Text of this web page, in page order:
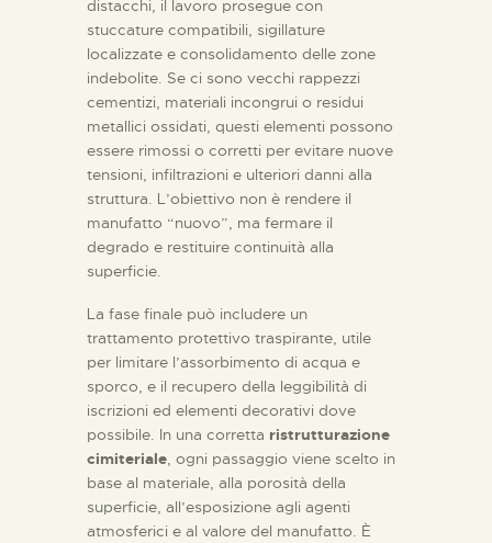
distacchi, il lavoro prosegue con
stuccature compatibili, sigillature
localizzate e consolidamento delle zone
indebolite. Se ci sono vecchi rappezzi
cementizi, materiali incongrui o residui
metallici ossidati, questi elementi possono
essere rimossi o corretti per evitare nuove
tensioni, infiltrazioni e ulteriori danni alla
struttura. L’obiettivo non è rendere il
manufatto “nuovo”, ma fermare il
degrado e restituire continuità alla
superficie.
La fase finale può includere un
trattamento protettivo traspirante, utile
per limitare l’assorbimento di acqua e
sporco, e il recupero della leggibilità di
iscrizioni ed elementi decorativi dove
possibile. In una corretta ristrutturazione
cimiteriale, ogni passaggio viene scelto in
base al materiale, alla porosità della
superficie, all’esposizione agli agenti
atmosferici e al valore del manufatto. È